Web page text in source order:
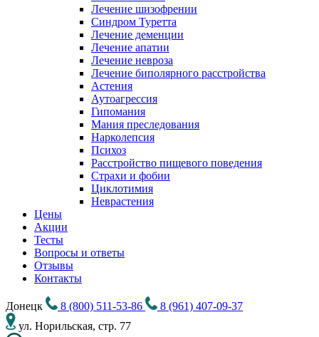
Лечение шизофрении
Синдром Туретта
Лечение деменции
Лечение апатии
Лечение невроза
Лечение биполярного расстройства
Астения
Аутоагрессия
Гипомания
Мания преследования
Нарколепсия
Психоз
Расстройство пищевого поведения
Cтрахи и фобии
Циклотимия
Неврастения
Цены
Акции
Тесты
Вопросы и ответы
Отзывы
Контакты
Донецк 8 (800) 511-53-86
8 (961) 407-09-37
ул. Норильская, стр. 77